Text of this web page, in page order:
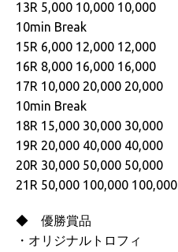
13R 5,000 10,000 10,000
10min Break
15R 6,000 12,000 12,000
16R 8,000 16,000 16,000
17R 10,000 20,000 20,000
10min Break
18R 15,000 30,000 30,000
19R 20,000 40,000 40,000
20R 30,000 50,000 50,000
21R 50,000 100,000 100,000
◆ 優勝賞品
・オリジナルトロフィ